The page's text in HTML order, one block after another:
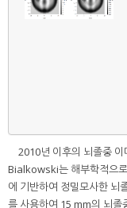
2010년 이후의 뇌졸중
Bialkowski는 해부학적으로
에 기반하여 정밀모사한 뇌
를 사용하여 15 mm의 뇌졸